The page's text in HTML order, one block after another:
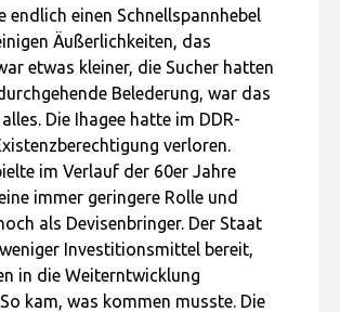
endlich einen Schnellspannhebel
Äußerlichkeiten, das
etwas kleiner, die Sucher hatten
Belederung, war das
Die Ihagee hatte im DDR-
verloren.
im Verlauf der 60er Jahre
immer geringere Rolle und
als Devisenbringer. Der Staat
Investitionsmittel bereit,
in die Weiterntwicklung
kam, was kommen musste. Die